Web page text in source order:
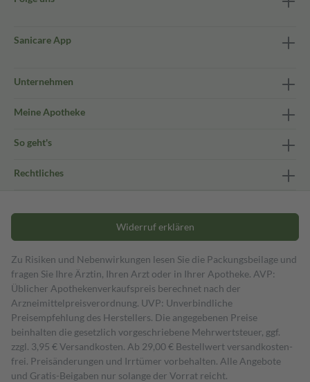
Sanicare App
Unternehmen
Meine Apotheke
So geht's
Rechtliches
Widerruf erklären
Zu Risiken und Nebenwirkungen lesen Sie die Packungsbeilage und
fragen Sie Ihre Ärztin, Ihren Arzt oder in Ihrer Apotheke. AVP:
Üblicher Apothekenverkaufspreis berechnet nach der
Arzneimittelpreisverordnung. UVP: Unverbindliche
Preisempfehlung des Herstellers. Die angegebenen Preise
beinhalten die gesetzlich vorgeschriebene Mehrwertsteuer, ggf.
zzgl. 3,95 € Versandkosten. Ab 29,00 € Bestell­wert versand­kosten­
frei. Preisänderungen und Irrtümer vorbehalten. Alle Angebote
und Gratis-Beigaben nur solange der Vorrat reicht.